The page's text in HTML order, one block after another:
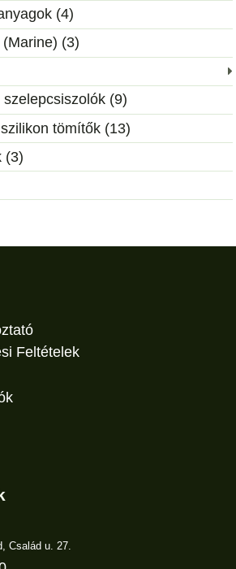
(4)
(3)
(9)
tömítők (13)
(3)
Feltételek
Család u. 27.